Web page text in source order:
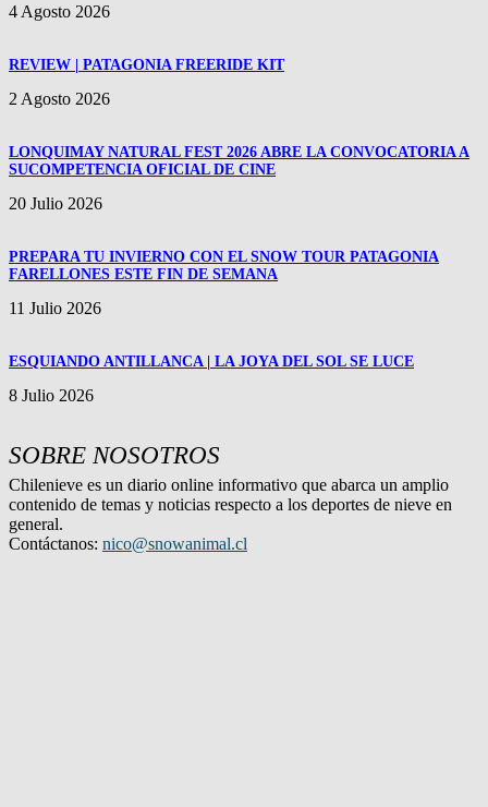
4 Agosto 2026
REVIEW | PATAGONIA FREERIDE KIT
2 Agosto 2026
LONQUIMAY NATURAL FEST 2026 ABRE LA CONVOCATORIA A
SUCOMPETENCIA OFICIAL DE CINE
20 Julio 2026
PREPARA TU INVIERNO CON EL SNOW TOUR PATAGONIA
FARELLONES ESTE FIN DE SEMANA
11 Julio 2026
ESQUIANDO ANTILLANCA | LA JOYA DEL SOL SE LUCE
8 Julio 2026
SOBRE NOSOTROS
Chilenieve es un diario online informativo que abarca un amplio
contenido de temas y noticias respecto a los deportes de nieve en
general.
Contáctanos: nico@snowanimal.cl